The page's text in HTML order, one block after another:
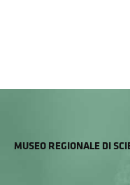
MUSEO REGIONALE DI